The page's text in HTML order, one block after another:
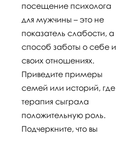
посещение психолога
для мужчины – это не
показатель слабости, а
способ заботы о себе и
своих отношениях.
Приведите примеры
семей или историй, где
терапия сыграла
положительную роль.
Подчеркните, что вы